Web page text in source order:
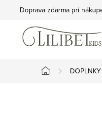
Doprava zdarma pri
Domov
DOPLNKY